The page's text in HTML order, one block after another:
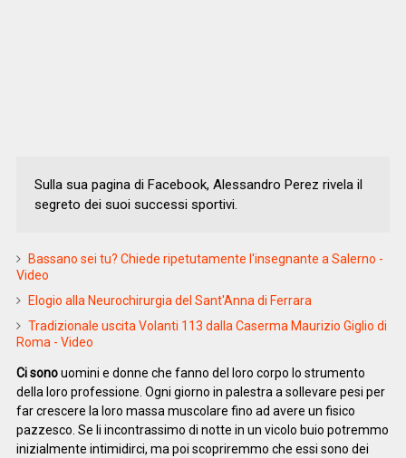
Sulla sua pagina di Facebook, Alessandro Perez rivela il
segreto dei suoi successi sportivi.
Bassano sei tu? Chiede ripetutamente l'insegnante a Salerno -
Video
Elogio alla Neurochirurgia del Sant'Anna di Ferrara
Tradizionale uscita Volanti 113 dalla Caserma Maurizio Giglio di
Roma - Video
Ci sonouomini e donne che fanno del loro corpo lo strumento
della loro professione. Ogni giorno in palestra a sollevare pesi per
far crescere la loro massa muscolare fino ad avere un fisico
pazzesco. Se li incontrassimo di notte in un vicolo buio potremmo
inizialmente intimidirci, ma poi scopriremmo che essi sono dei